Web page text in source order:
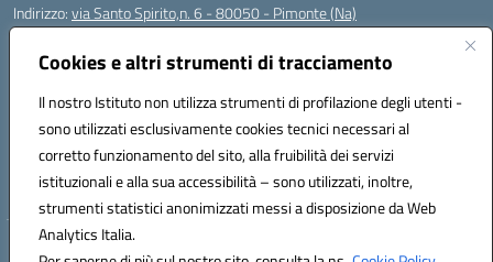
Cookies e altri strumenti di tracciamento
Il nostro Istituto non utilizza strumenti di profilazione degli utenti -
sono utilizzati esclusivamente cookies tecnici necessari al
corretto funzionamento del sito, alla fruibilità dei servizi
istituzionali e alla sua accessibilità – sono utilizzati, inoltre,
strumenti statistici anonimizzati messi a disposizione da Web
Analytics Italia.
Indirizzo:via Santo Spirito,n. 6 - 80050 - Pimonte (Na)
Centralino:
Posta elettronica certificata (PEC):naic86400x@pec.istruzione.it
Codice fiscale: 82008870634
Codice meccanografico:NAIC86400X
Codice Indice delle Pubbliche Amministrazioni (IPA): ISTSC_NAIC86400X
Codice unico di fatturazione (CUF): UF5NKX
Hosting & Powered by 3D Solution S.r.l.